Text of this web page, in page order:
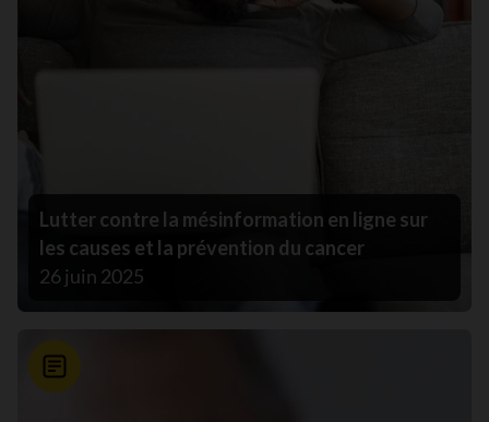
Lutter contre la mésinformation en ligne sur
les causes et la prévention du cancer
26 juin 2025
Nouvelle